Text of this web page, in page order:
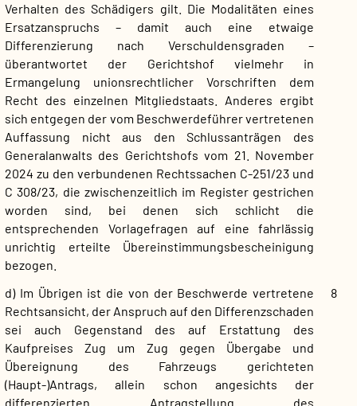
Verhalten des Schädigers gilt. Die Modalitäten eines
Ersatzanspruchs – damit auch eine etwaige
Differenzierung nach Verschuldensgraden –
überantwortet der Gerichtshof vielmehr in
Ermangelung unionsrechtlicher Vorschriften dem
Recht des einzelnen Mitgliedstaats. Anderes ergibt
sich entgegen der vom Beschwerdeführer vertretenen
Auffassung nicht aus den Schlussanträgen des
Generalanwalts des Gerichtshofs vom 21. November
2024 zu den verbundenen Rechtssachen C-251/23 und
C 308/23, die zwischenzeitlich im Register gestrichen
worden sind, bei denen sich schlicht die
entsprechenden Vorlagefragen auf eine fahrlässig
unrichtig erteilte Übereinstimmungsbescheinigung
bezogen.
8
d) Im Übrigen ist die von der Beschwerde vertretene
Rechtsansicht, der Anspruch auf den Differenzschaden
sei auch Gegenstand des auf Erstattung des
Kaufpreises Zug um Zug gegen Übergabe und
Übereignung des Fahrzeugs gerichteten
(Haupt-)Antrags, allein schon angesichts der
differenzierten Antragstellung des